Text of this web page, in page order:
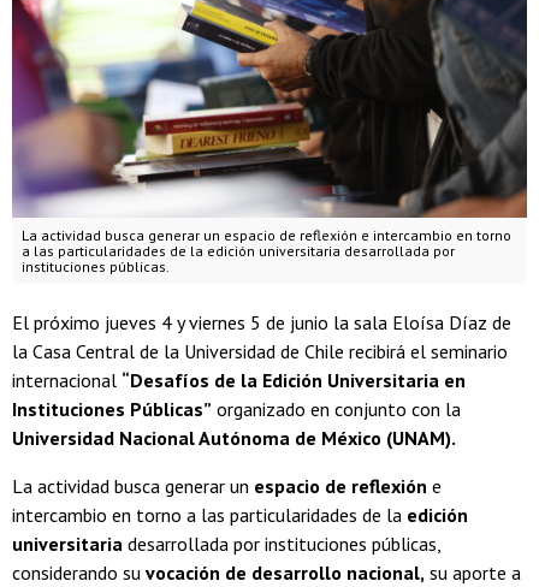
La actividad busca generar un espacio de reflexión e intercambio en torno
a las particularidades de la edición universitaria desarrollada por
instituciones públicas.
El próximo jueves 4 y viernes 5 de junio la sala Eloísa Díaz de
la Casa Central de la Universidad de Chile recibirá el seminario
internacional “Desafíos de la Edición Universitaria en
Instituciones Públicas” organizado en conjunto con la
Universidad Nacional Autónoma de México (UNAM).
La actividad busca generar un espacio de reflexión e
intercambio en torno a las particularidades de la edición
universitaria desarrollada por instituciones públicas,
considerando su vocación de desarrollo nacional, su aporte a